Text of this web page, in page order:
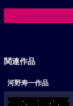
関連作品
河野寿一作品